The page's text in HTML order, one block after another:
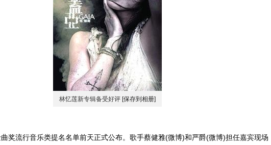
林忆莲新专辑备受好评 [保存到相册]
流行音乐类提名名单前天正式公布。歌手蔡健雅(微博)和严爵(微博)担任嘉宾现场